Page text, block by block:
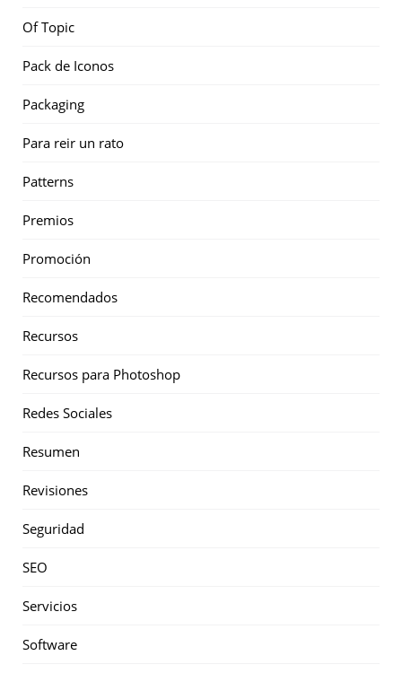
Of Topic
Pack de Iconos
Packaging
Para reir un rato
Patterns
Premios
Promoción
Recomendados
Recursos
Recursos para Photoshop
Redes Sociales
Resumen
Revisiones
Seguridad
SEO
Servicios
Software